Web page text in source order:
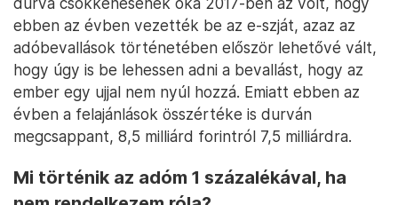
ebben az évben vezették be az e-szját, azaz az
adóbevallások történetében először lehetővé vált,
hogy úgy is be lehessen adni a bevallást, hogy az
ember egy ujjal nem nyúl hozzá. Emiatt ebben az
évben a felajánlások összértéke is durván
megcsappant, 8,5 milliárd forintról 7,5 milliárdra.
Mi történik az adóm 1 százalékával, ha